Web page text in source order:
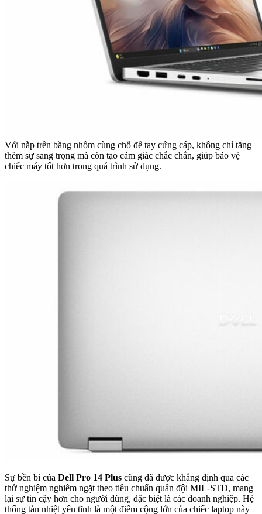
Với nắp trên bằng nhôm cùng chỗ để tay cứng cáp, không chỉ tăng
thêm sự sang trọng mà còn tạo cảm giác chắc chắn, giúp bảo vệ
chiếc máy tốt hơn trong quá trình sử dụng.
Sự bền bỉ của Dell Pro 14 Plus cũng đã được khẳng định qua các
thử nghiệm nghiêm ngặt theo tiêu chuẩn quân đội MIL-STD, mang
lại sự tin cậy hơn cho người dùng, đặc biệt là các doanh nghiệp. Hệ
thống tản nhiệt yên tĩnh là một điểm cộng lớn của chiếc laptop này –